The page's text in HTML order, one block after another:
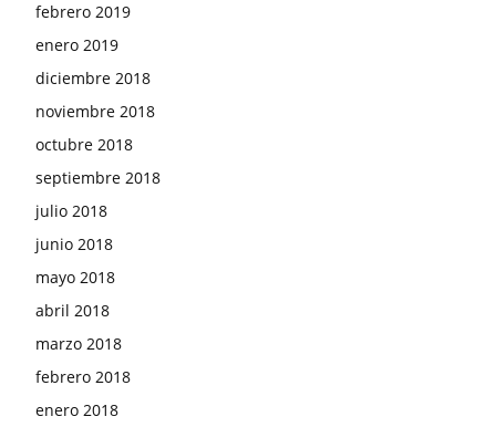
febrero 2019
enero 2019
diciembre 2018
noviembre 2018
octubre 2018
septiembre 2018
julio 2018
junio 2018
mayo 2018
abril 2018
marzo 2018
febrero 2018
enero 2018